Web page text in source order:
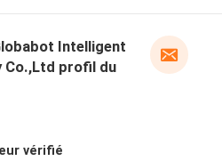
Intelligent
Co.,Ltd profil du
vérifié